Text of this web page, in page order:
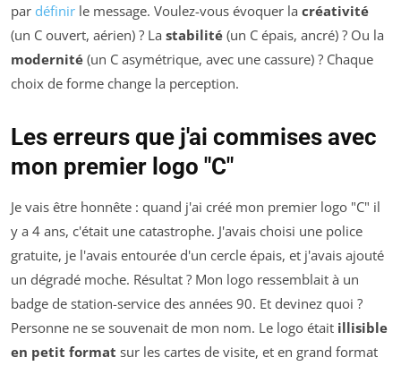
par définir le message. Voulez-vous évoquer la créativité
(un C ouvert, aérien) ? La stabilité (un C épais, ancré) ? Ou la
modernité (un C asymétrique, avec une cassure) ? Chaque
choix de forme change la perception.
Les erreurs que j'ai commises avec
mon premier logo "C"
Je vais être honnête : quand j'ai créé mon premier logo "C" il
y a 4 ans, c'était une catastrophe. J'avais choisi une police
gratuite, je l'avais entourée d'un cercle épais, et j'avais ajouté
un dégradé moche. Résultat ? Mon logo ressemblait à un
badge de station-service des années 90. Et devinez quoi ?
Personne ne se souvenait de mon nom. Le logo était illisible
en petit format sur les cartes de visite, et en grand format